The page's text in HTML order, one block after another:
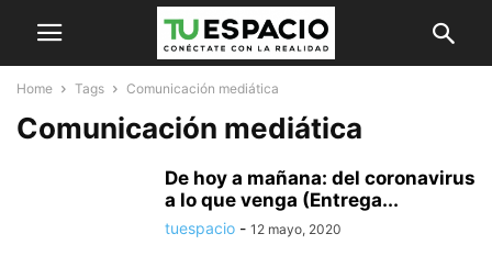
Home Tags Comunicación mediática
Comunicación mediática
De hoy a mañana: del coronavirus
a lo que venga (Entrega...
tuespacio - 12 mayo, 2020